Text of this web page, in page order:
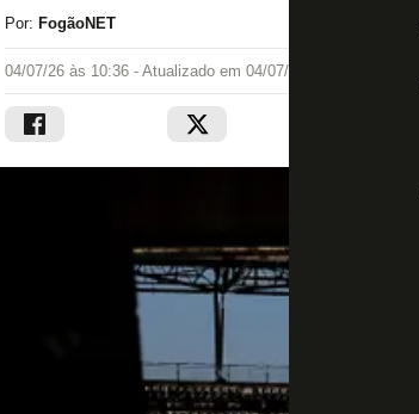
Por: FogãoNET
04/07/26 às 10:36 - Atualizado em 04/07/26 às 11:25